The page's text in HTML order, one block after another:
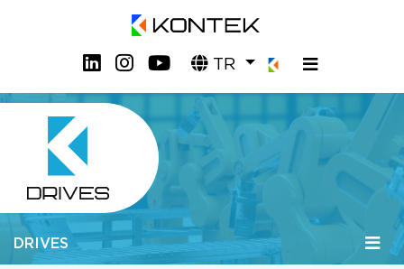
TR
DRIVES